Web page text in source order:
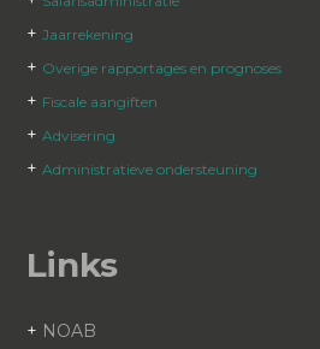
+Jaarrekening
+ Overige rapportages en prognoses
+ Fiscale aangiften
+Advisering
+Administratieve ondersteuning
Links
+ NOAB